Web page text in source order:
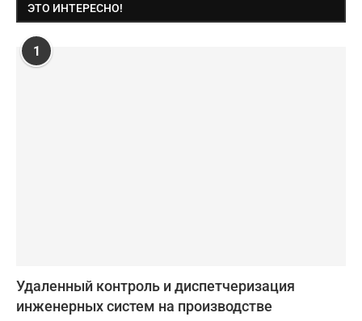
ЭТО ИНТЕРЕСНО!
1
Удаленный контроль и диспетчеризация
инженерных систем на производстве